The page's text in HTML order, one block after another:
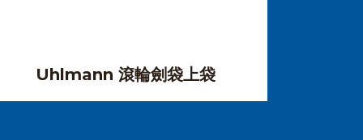
Uhlmann 滾輪劍袋上袋